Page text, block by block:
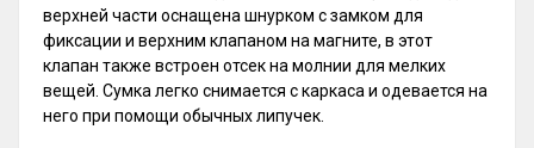
верхней части оснащена шнурком с замком для
фиксации и верхним клапаном на магните, в этот
клапан также встроен отсек на молнии для мелких
вещей. Сумка легко снимается с каркаса и одевается на
него при помощи обычных липучек.